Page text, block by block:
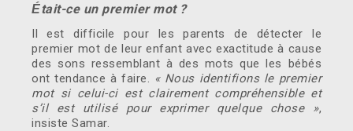
Était-ce un premier mot ?
Il est difficile pour les parents de détecter le
premier mot de leur enfant avec exactitude à cause
des sons ressemblant à des mots que les bébés
ont tendance à faire. « Nous identifions le premier
mot si celui-ci est clairement compréhensible et
s’il est utilisé pour exprimer quelque chose »,
insiste Samar.